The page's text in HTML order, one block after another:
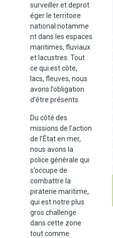
surveiller et deprot
éger le territoire
national notamme
nt dans les espaces
maritimes, fluviaux
et lacustres. Tout
ce qui est côte,
lacs, fleuves, nous
avons l’obligation
d’être présents.
Du côté des
missions de l’action
de l’État en mer,
nous avons la
police générale qui
s’occupe de
combattre la
piraterie maritime,
qui est notre plus
gros challenge
dans cette zone
tout comme